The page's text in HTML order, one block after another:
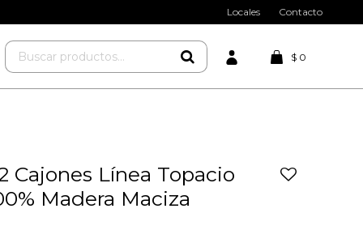
$ 0
Locales Contacto
Cajones Línea Topacio
Madera Maciza